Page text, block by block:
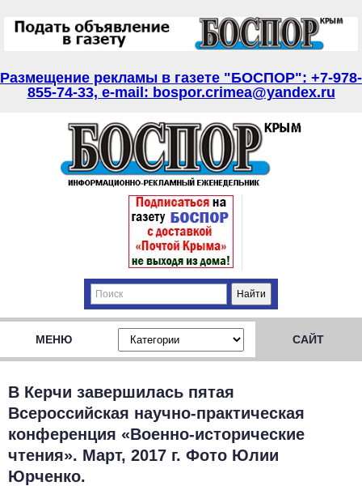
Размещение рекламы в газете "БОСПОР": +7-978-
855-74-33, e-mail: bospor.crimea@yandex.ru
МЕНЮ САЙТ
В Керчи завершилась пятая
Всероссийская научно-практическая
конференция «Военно-исторические
чтения». Март, 2017 г. Фото Юлии
Юрченко.